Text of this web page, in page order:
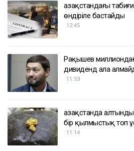
Қазақстандағы
өндіріле бастайды
12:45
Рақышев
дивиденд ала
11:53
Қазақстанда
бір қылмыстық топ
11:14